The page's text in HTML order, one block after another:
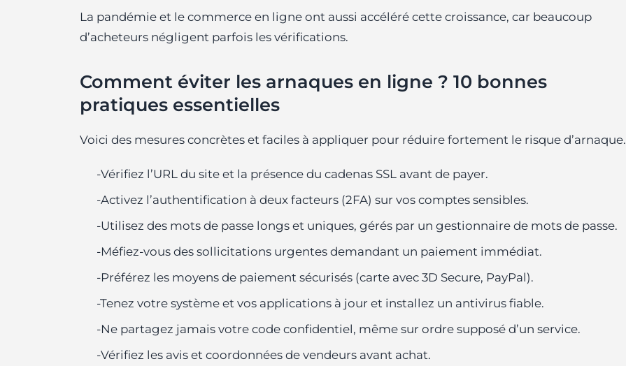
La pandémie et le commerce en ligne ont aussi accéléré cette croissance, car beaucoup
d’acheteurs négligent parfois les vérifications.
Comment éviter les arnaques en ligne ? 10 bonnes
pratiques essentielles
Voici des mesures concrètes et faciles à appliquer pour réduire fortement le risque d’arnaque.
-Vérifiez l’URL du site et la présence du cadenas SSL avant de payer.
-Activez l’authentification à deux facteurs (2FA) sur vos comptes sensibles.
-Utilisez des mots de passe longs et uniques, gérés par un gestionnaire de mots de passe.
-Méfiez-vous des sollicitations urgentes demandant un paiement immédiat.
-Préférez les moyens de paiement sécurisés (carte avec 3D Secure, PayPal).
-Tenez votre système et vos applications à jour et installez un antivirus fiable.
-Ne partagez jamais votre code confidentiel, même sur ordre supposé d’un service.
-Vérifiez les avis et coordonnées de vendeurs avant achat.